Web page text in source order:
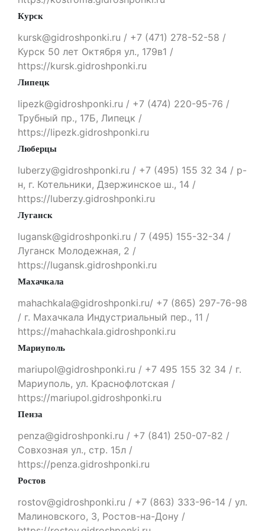
Курск
kursk@gidroshponki.ru / +7 (471) 278-52-58 /
Курск 50 лет Октября ул., 179в1 /
https://kursk.gidroshponki.ru
Липецк
lipezk@gidroshponki.ru / +7 (474) 220-95-76 /
Трубный пр., 17Б, Липецк /
https://lipezk.gidroshponki.ru
Люберцы
luberzy@gidroshponki.ru / +7 (495) 155 32 34 / р-
н, г. Котельники, Дзержинское ш., 14 /
https://luberzy.gidroshponki.ru
Луганск
lugansk@gidroshponki.ru / 7 (495) 155-32-34 /
Луганск Молодежная, 2 /
https://lugansk.gidroshponki.ru
Махачкала
mahachkala@gidroshponki.ru/ +7 (865) 297-76-98
/ г. Махачкала Индустриальный пер., 11 /
https://mahachkala.gidroshponki.ru
Мариуполь
mariupol@gidroshponki.ru / +7 495 155 32 34 / г.
Мариуполь, ул. Краснофлотская /
https://mariupol.gidroshponki.ru
Пенза
penza@gidroshponki.ru / +7 (841) 250-07-82 /
Совхозная ул., стр. 15л /
https://penza.gidroshponki.ru
Ростов
rostov@gidroshponki.ru / +7 (863) 333-96-14 / ул.
Малиновского, 3, Ростов-на-Дону /